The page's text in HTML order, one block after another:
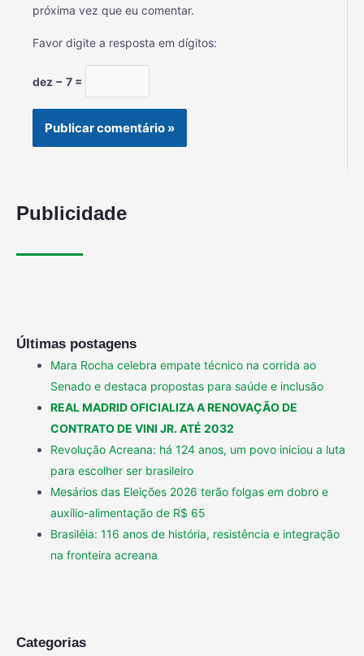
próxima vez que eu comentar.
Favor digite a resposta em dígitos:
dez − 7 =
Publicidade
Últimas postagens
Mara Rocha celebra empate técnico na corrida ao
Senado e destaca propostas para saúde e inclusão
REAL MADRID OFICIALIZA A RENOVAÇÃO DE
CONTRATO DE VINI JR. ATÉ 2032
Revolução Acreana: há 124 anos, um povo iniciou a luta
para escolher ser brasileiro
Mesários das Eleições 2026 terão folgas em dobro e
auxílio-alimentação de R$ 65
Brasiléia: 116 anos de história, resistência e integração
na fronteira acreana
Categorias